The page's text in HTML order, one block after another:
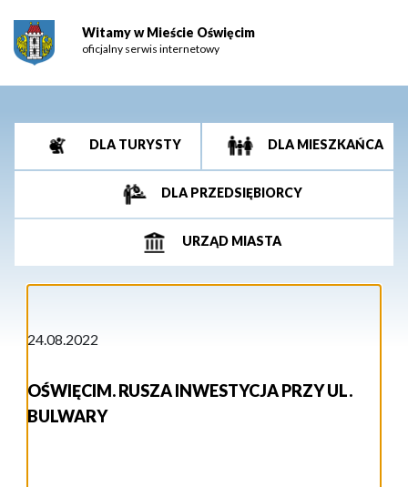
Witamy w Mieście Oświęcim
oficjalny serwis internetowy
DLA TURYSTY DLA MIESZKAŃCA
DLA PRZEDSIĘBIORCY
URZĄD MIASTA
24.08.2022
OŚWIĘCIM. RUSZA INWESTYCJA PRZY UL.
BULWARY